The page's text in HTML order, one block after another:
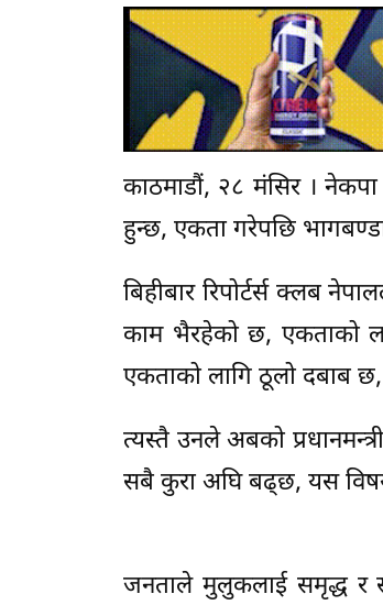
काठमाडौं, २८ मंसिर । नेकपा
हुन्छ, एकता गरेपछि
बिहीबार रिपोर्टर्स क्लब
काम भैरहेको छ, एकताको
एकताको लागि ठूलो दबाब
त्यस्तै उनले अबको
सबै कुरा अघि बढ्छ, यस
जनताले मुलुकलाई समृद्ध र